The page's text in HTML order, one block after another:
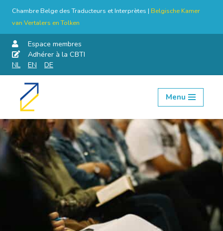
Chambre Belge des Traducteurs et Interprètes | Belgische Kamer
van Vertalers en Tolken
Espace membres
Adhérer à la CBTI
NL
EN DE
Aller
contenu
Menu